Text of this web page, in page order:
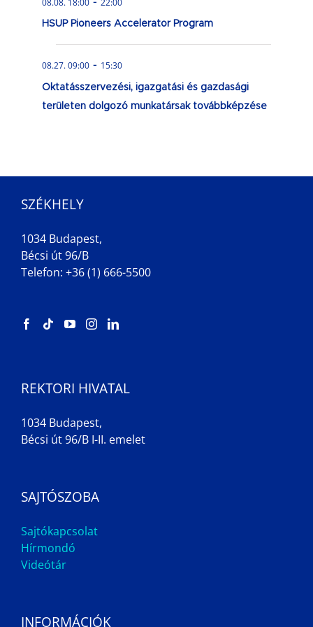
HSUP Pioneers Accelerator Program
08.27. 09:00 - 15:30
Oktatásszervezési, igazgatási és gazdasági
területen dolgozó munkatársak továbbképzése
SZÉKHELY
1034 Budapest,
Bécsi út 96/B
Telefon: +36 (1) 666-5500
REKTORI HIVATAL
1034 Budapest,
Bécsi út 96/B I-II. emelet
SAJTÓSZOBA
Sajtókapcsolat
Hírmondó
Videótár
INFORMÁCIÓK